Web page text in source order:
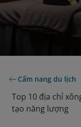
Cẩm nang du lịch
Top 10 địa chỉ
tạo năng lượng